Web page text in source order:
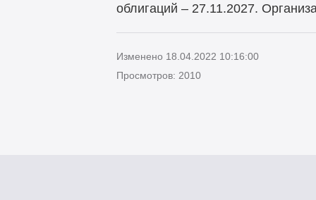
облигаций – 27.11.2027.
Изменено 18.04.2022 10:16:00
Просмотров: 2010